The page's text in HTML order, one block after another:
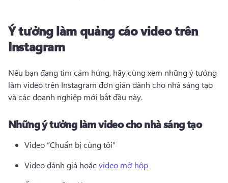
Ý tưởng làm quảng cáo video trên
Instagram
Nếu bạn đang tìm cảm hứng, hãy cùng xem những ý tưởng
làm video trên Instagram đơn giản dành cho nhà sáng tạo
và các doanh nghiệp mới bắt đầu này.
Những ý tưởng làm video cho nhà sáng tạo
Video “Chuẩn bị cùng tôi”
Video đánh giá hoặc video mở hộp